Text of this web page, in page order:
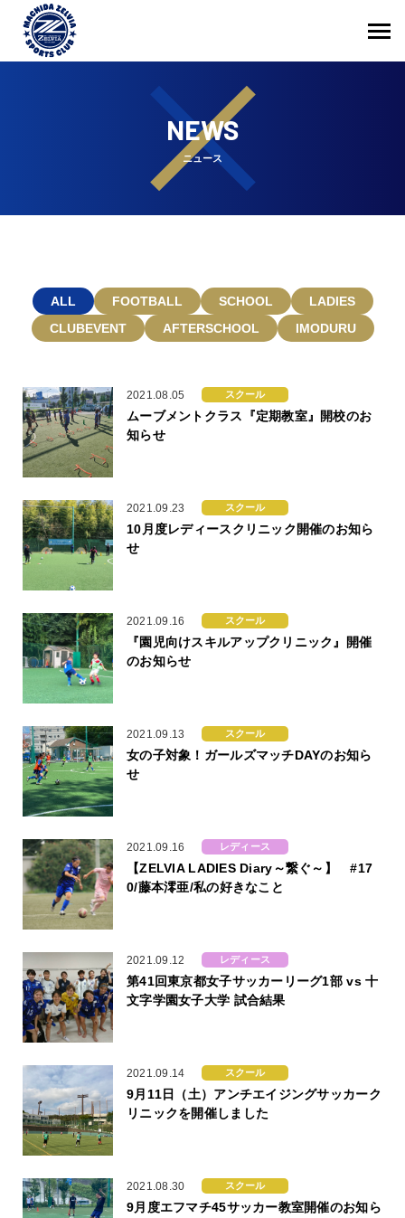
NEWS
ニュース
ALL FOOTBALL SCHOOL
LADIES
CLUBEVENT
AFTERSCHOOL IMODURU
2021.08.05 スクール
ムーブメントクラス『定期教室』開校のお
知らせ
2021.09.23 スクール
10月度レディースクリニック開催のお知ら
せ
2021.09.16 スクール
『園児向けスキルアップクリニック』開催
のお知らせ
2021.09.13 スクール
女の子対象！ガールズマッチDAYのお知ら
せ
2021.09.16 レディース
【ZELVIA LADIES Diary～繋ぐ～】 #17
0/藤本澪亜/私の好きなこと
2021.09.12 レディース
第41回東京都女子サッカーリーグ1部 vs 十
文字学園女子大学 試合結果
2021.09.14 スクール
9月11日（土）アンチエイジングサッカーク
リニックを開催しました
2021.08.30 スクール
9月度エフマチ45サッカー教室開催のお知ら